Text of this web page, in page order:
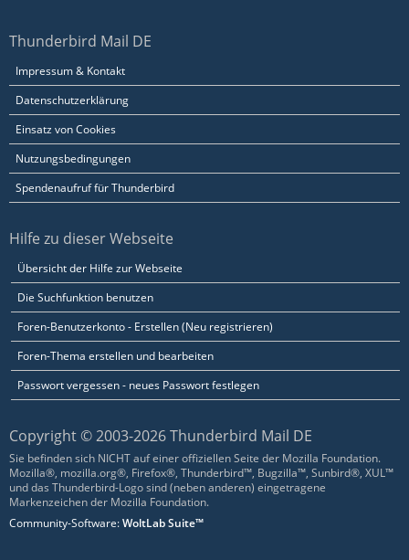
Thunderbird Mail DE
Impressum & Kontakt
Datenschutzerklärung
Einsatz von Cookies
Nutzungsbedingungen
Spendenaufruf für Thunderbird
Hilfe zu dieser Webseite
Übersicht der Hilfe zur Webseite
Die Suchfunktion benutzen
Foren-Benutzerkonto - Erstellen (Neu registrieren)
Foren-Thema erstellen und bearbeiten
Passwort vergessen - neues Passwort festlegen
Copyright © 2003-2026 Thunderbird Mail DE
Sie befinden sich NICHT auf einer offiziellen Seite der Mozilla Foundation.
Mozilla®, mozilla.org®, Firefox®, Thunderbird™, Bugzilla™, Sunbird®, XUL™
und das Thunderbird-Logo sind (neben anderen) eingetragene
Markenzeichen der Mozilla Foundation.
Community-Software:WoltLab Suite™